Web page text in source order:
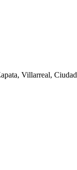
Villarreal,